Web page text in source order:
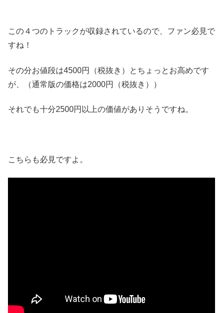
この４つのトラックが収録されているので、ファン必見で
すね！
その分お値段は4500円（税抜き）とちょっとお高めです
が、（通常版の価格は2000円（税抜き））
それでも十分2500円以上の価値がありそうですね。
こちらも必見ですよ。